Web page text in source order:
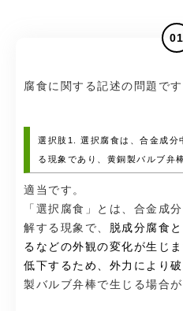
01
腐食に関する記述の問題です
選択肢1. 選択腐食は、合金成分
る現象であり、黄銅製バルブ弁
適当です。
「選択腐食」とは、合金成
解する現象で、
脱成分腐食
るなどの外観の変化が生じ
低下するため、外力により
製バルブ弁棒で生じる場合が